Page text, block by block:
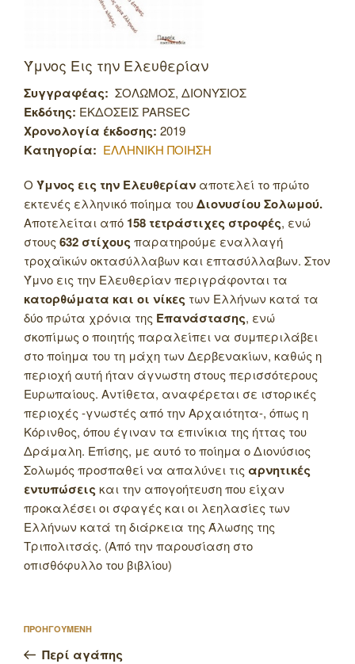
Ύμνος Εις την Ελευθερίαν
Συγγραφέας: ΣΟΛΩΜΟΣ, ΔΙΟΝΥΣΙΟΣ
Εκδότης: ΕΚΔΟΣΕΙΣ PARSEC
Χρονολογία έκδοσης: 2019
Κατηγορία: ΕΛΛΗΝΙΚΗ ΠΟΙΗΣΗ
Ο Ύμνος εις την Ελευθερίαν αποτελεί το πρώτο
εκτενές ελληνικό ποίημα τουΔιονυσίου Σολωμού.
Αποτελείται από 158 τετράστιχες στροφές, ενώ
στους 632 στίχους παρατηρούμε εναλλαγή
τροχαϊκών οκτασύλλαβων και επτασύλλαβων. Στον
Ύμνο εις την Ελευθερίαν περιγράφονται τα
κατορθώματα και οι νίκες των Ελλήνων κατά τα
δύο πρώτα χρόνια της Επανάστασης, ενώ
σκοπίμως ο ποιητής παραλείπει να συμπεριλάβει
στο ποίημα του τη μάχη των Δερβενακίων, καθώς η
περιοχή αυτή ήταν άγνωστη στους περισσότερους
Ευρωπαίους. Αντίθετα, αναφέρεται σε ιστορικές
περιοχές -γνωστές από την Αρχαιότητα-, όπως η
Κόρινθος, όπου έγιναν τα επινίκια της ήττας του
Δράμαλη. Επίσης, με αυτό το ποίημα ο Διονύσιος
Σολωμός προσπαθεί να απαλύνει τις αρνητικές
εντυπώσεις και την απογοήτευση που είχαν
προκαλέσει οι σφαγές και οι λεηλασίες των
Ελλήνων κατά τη διάρκεια της Άλωσης της
Τριπολιτσάς. (Από την παρουσίαση στο
οπισθόφυλλο του βιβλίου)
άρθρων
Προηγούμενο
άρθρο
ΠΡΟΗΓΟΥΜΕΝΗ
Περί αγάπης